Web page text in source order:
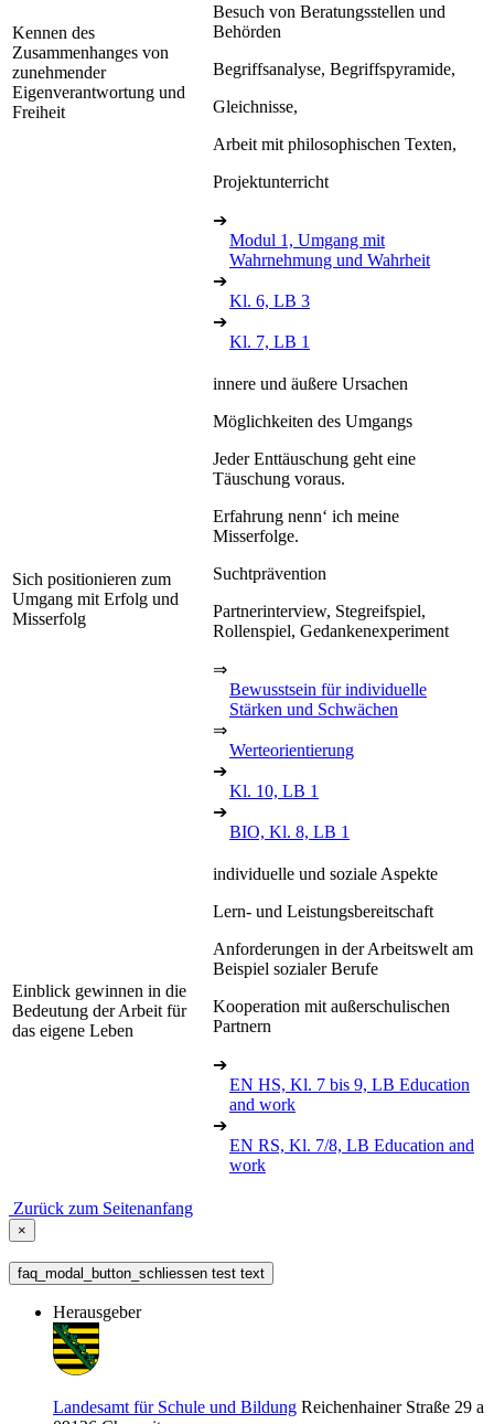
Kennen des
Zusammenhanges von
zunehmender
Eigenverantwortung und
Freiheit
Besuch von Beratungsstellen und
Behörden
Begriffsanalyse, Begriffspyramide,
Gleichnisse,
Arbeit mit philosophischen Texten,
Projektunterricht
➔
Modul 1, Umgang mit
Wahrnehmung und Wahrheit
➔
Kl. 6, LB 3
➔
Kl. 7, LB 1
Sich positionieren zum
Umgang mit Erfolg und
Misserfolg
innere und äußere Ursachen
Möglichkeiten des Umgangs
Jeder Enttäuschung geht eine
Täuschung voraus.
Erfahrung nenn‘ ich meine
Misserfolge.
Suchtprävention
Partnerinterview, Stegreifspiel,
Rollenspiel, Gedankenexperiment
⇒
Bewusstsein für individuelle
Stärken und Schwächen
⇒
Werteorientierung
➔
Kl. 10, LB 1
➔
BIO, Kl. 8, LB 1
Einblick gewinnen in die
Bedeutung der Arbeit für
das eigene Leben
individuelle und soziale Aspekte
Lern- und Leistungsbereitschaft
Anforderungen in der Arbeitswelt am
Beispiel sozialer Berufe
Kooperation mit außerschulischen
Partnern
➔
EN HS, Kl. 7 bis 9, LB Education
and work
➔
EN RS, Kl. 7/8, LB Education and
work
Zurück zum Seitenanfang
×
faq_modal_button_schliessen test text
Herausgeber
Landesamt für Schule und Bildung Reichenhainer Straße 29 a